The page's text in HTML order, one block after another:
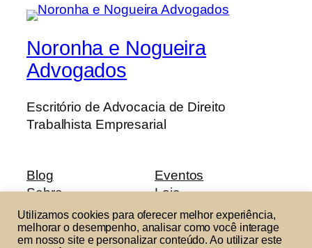
Noronha e Nogueira
Advogados
Escritório de Advocacia de Direito
Trabalhista Empresarial
Blog
Sobre
Perguntas frequentes
Autores
Eventos
Loja
Padrões
Temas
Utilizamos cookies para oferecer melhor experiência,
melhorar o desempenho, analisar como você interage
em nosso site e personalizar conteúdo. Ao utilizar este